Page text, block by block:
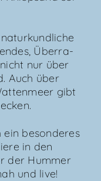
Über­ra­
nur über
Auch über
gibt
ein beson­de­res
in den
der Hum­mer
und live!